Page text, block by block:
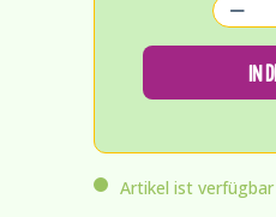
IN
Artikel ist verfügbar